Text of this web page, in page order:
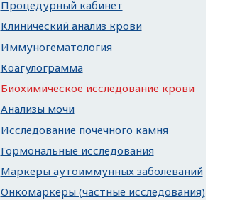
Процедурный кабинет
Клинический анализ крови
Иммуногематология
Коагулограмма
Биохимическое исследование крови
Анализы мочи
Исследование почечного камня
Гормональные исследования
Маркеры аутоиммунных заболеваний
Онкомаркеры (частные исследования)